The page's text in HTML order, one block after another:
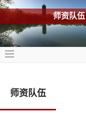
师资队伍
师资队伍